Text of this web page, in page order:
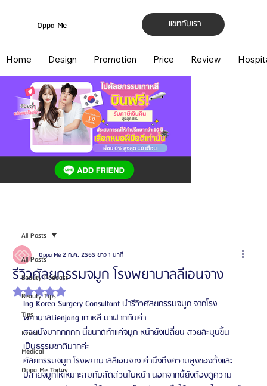
แชทกับเรา
Oppa Me
Home Design Promotion Price Review
All Posts
Beauty Podcast
Beauty Tips
Tips
Event
Medical
Oppa Me Today
All Posts
รีวิวศัลยกรรมจมูก โรงพยาบาลลีเอนจาง
Oppa Me2 ก.ค. 2565 ยาว 1 นาที
ได้รับ NaN เต็ม 5 ดาว
Ing Korea Surgery Consultant นำรีวิวศัลยกรรมจมูก จากโรง
พยาบาลLienjang เกาหลี มาฝากกันค่า
สวยปังมากกกกก นี่ขนาดทำแค่จมูก หน้ายังเปลี่ยน สวยละมุนขึ้น
เป็นธรรมชาติมากค่ะ
ศัลยกรรมจมูก โรงพยาบาลลีเอนจาง คำนึงถึงความสูงของดั้งและ
ปลายจมูกให้เหมาะสมกับสัดส่วนใบหน้า นอกจากนี้ยังต้องดูความ